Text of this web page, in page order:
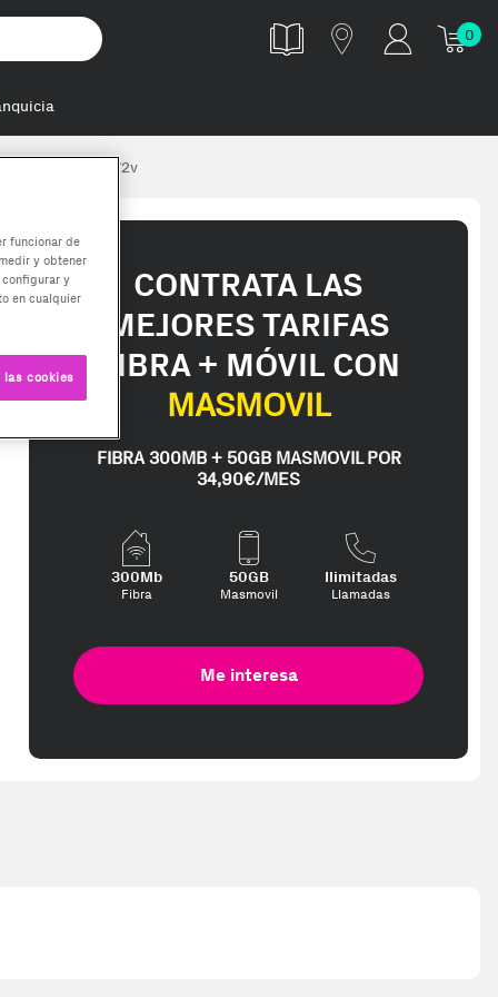
0
vlp, ts1ghr72v
CONTRATA LAS
MEJORES TARIFAS
FIBRA + MÓVIL CON
MASMOVIL
FIBRA 300MB + 50GB MASMOVIL POR
34,90€/MES
300Mb
Fibra
50GB
Masmovil
Ilimitadas
Llamadas
Me interesa
funcionar de
y obtener
y
en cualquier
cookies